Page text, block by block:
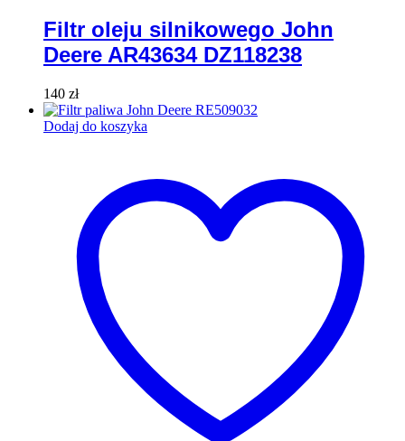
Filtr oleju silnikowego John
Deere AR43634 DZ118238
140 zł
Dodaj do koszyka